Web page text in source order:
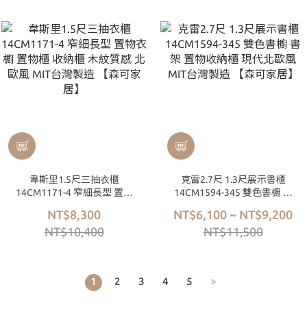
韋斯里1.5尺三抽衣櫃
14CM1171-4 窄細長型 置物
北歐風 MIT台灣製造 【森可
家居】
NT$8,300
NT$10,400
克雷2.7尺 1.3尺展示書櫃
14CM1594-345 雙色書櫥 書
MIT台灣製造 【森可家居】
NT$6,100 ~ NT$9,200
NT$11,500
1 2 3 4 5